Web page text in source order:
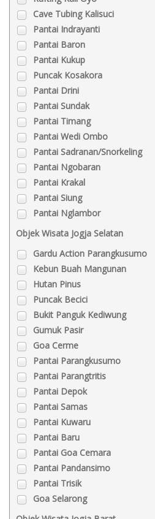
Cave Tubing Kalisuci
Pantai Indrayanti
Pantai Baron
Pantai Kukup
Puncak Kosakora
Pantai Drini
Pantai Sundak
Pantai Timang
Pantai Wedi Ombo
Pantai Sadranan/Snorkeling
Pantai Ngobaran
Pantai Krakal
Pantai Siung
Pantai Nglambor
Objek Wisata Jogja Selatan
Gardu Action Parangkusumo
Kebun Buah Mangunan
Hutan Pinus
Puncak Becici
Bukit Panguk Kediwung
Gumuk Pasir
Goa Cerme
Pantai Parangkusumo
Pantai Parangtritis
Pantai Depok
Pantai Samas
Pantai Kuwaru
Pantai Baru
Pantai Goa Cemara
Pantai Pandansimo
Pantai Trisik
Goa Selarong